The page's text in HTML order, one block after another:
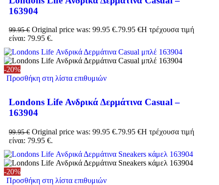
163904
99.95€ Original price was: 99.95 €.79.95 €Η τρέχουσα τιμή
είναι: 79.95 €.
-20%
Προσθήκη στη λίστα επιθυμιών
Londons Life Ανδρικά Δερμάτινα Casual –
163904
99.95€ Original price was: 99.95 €.79.95 €Η τρέχουσα τιμή
είναι: 79.95 €.
-20%
Προσθήκη στη λίστα επιθυμιών